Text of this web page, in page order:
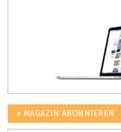
» MAGAZIN ABONNIEREN